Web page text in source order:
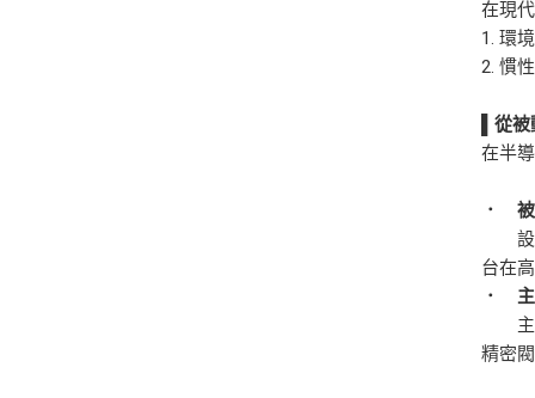
在現
1. 環
2. 慣
▌從
在半
． 被
設備
台在
． 主
主動
精密